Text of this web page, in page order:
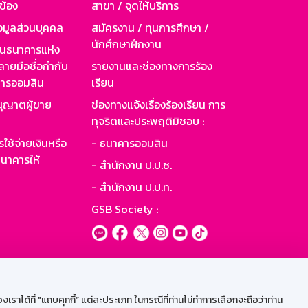
ได้ที่ "แถบคุกกี้” แต่ละประเภท ในกรณีที่ท่านไม่ทำการเลือกจะถือว่าท่าน
อง
มูลส่วนบุคคล
นาคารแห่ง
ายมือชื่อกำกับ
รออมสิน
ญาตผู้ขาย
ช้จ่ายเงินหรือ
คารให้
สาขา / จุดให้บริการ
สมัครงาน / ทุนการศึกษา /
นักศึกษาฝึกงาน
รายงานและช่องทางการร้อง
เรียน
ช่องทางแจ้งเรื่องร้องเรียน การ
ทุจริตและประพฤติมิชอบ :
- ธนาคารออมสิน
- สำนักงาน ป.ป.ช.
- สำนักงาน ป.ป.ท.
GSB Society :